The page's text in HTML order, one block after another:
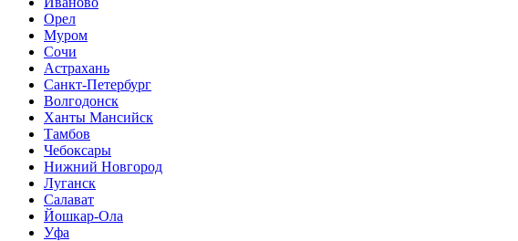
Орел
Муром
Сочи
Астрахань
Санкт-Петербург
Волгодонск
Ханты Мансийск
Тамбов
Чебоксары
Нижний Новгород
Луганск
Салават
Йошкар-Ола
Уфа